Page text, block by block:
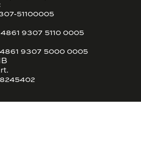
51100005
9307 5110 0005
9307 5000 0005